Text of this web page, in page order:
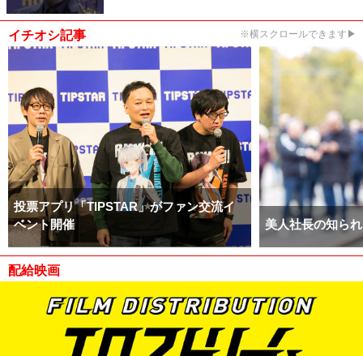
イチオシ記事 ※横スクロールできます▶
投票アプリ「TIPSTAR」がファン交流イ
ベント開催
美人社長の知ら
配給映画